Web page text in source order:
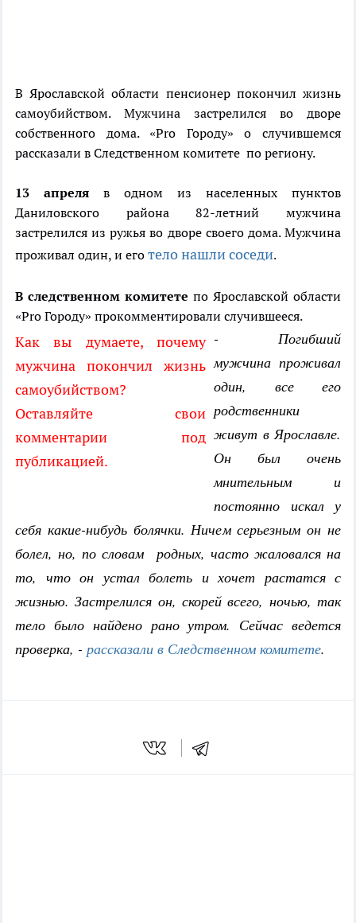
В Ярославской области пенсионер покончил жизнь
самоубийством. Мужчина застрелился во дворе
собственного дома. «Pro Городу» о случившемся
рассказали в Следственном комитете по региону.
13 апреля в одном из населенных пунктов
Даниловского района 82-летний мужчина
застрелился из ружья во дворе своего дома. Мужчина
проживал один, и его тело нашли соседи.
В следственном комитете по Ярославской области
«Pro Городу» прокомментировали случившееся.
Как вы думаете, почему
мужчина покончил жизнь
самоубийством?
Оставляйте свои
комментарии под
публикацией.
- Погибший
мужчина проживал
один, все его
родственники
живут в Ярославле.
Он был очень
мнительным и
постоянно искал у
себя какие-нибудь болячки. Ничем серьезным он не
болел, но, по словам родных, часто жаловался на
то, что он устал болеть и хочет растатся с
жизнью. Застрелился он, скорей всего, ночью, так
тело было найдено рано утром. Сейчас ведется
проверка, - рассказали в Следственном комитете.